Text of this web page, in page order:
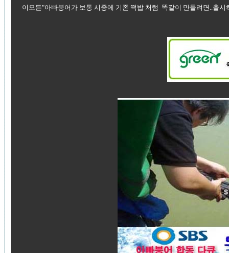
이모든"아빠붕어가 보통 시중에 기존 떡밥 처럼 똑같이 만들려면..출시